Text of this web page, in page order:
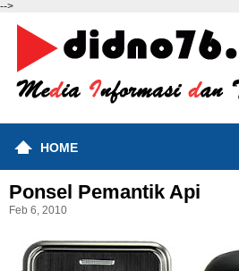
-->
HOME
Ponsel Pemantik Api
Feb 6, 2010